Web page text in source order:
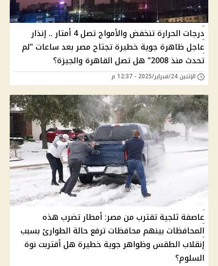
درجات الحرارة تنخفض والأمواج تصل 4 أمتار .. إنذار
عاجل ظاهرة جوية خطيرة تجتاح مصر بعد ساعات "لم
تحدث منذ 2008" هل تصل القاهرة والجيزة؟
الإثنين 24/فبراير/2025 - 12:37 م
عاصفة ثلجية تقترب من مصر: أمطار تضرب هذه
المحافظات بينهم محافظات ترفع حالة الطوارئ بسبب
إنقلاب الطقس وظواهر جوية خطيرة هل أقتربت نوة
السلوم؟